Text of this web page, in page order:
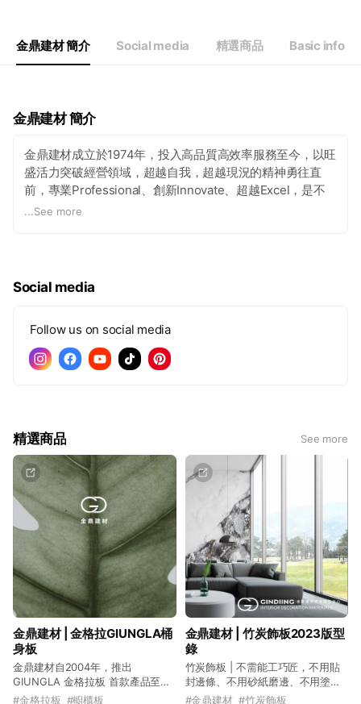
Sat 08:00 - 20:00
國定假日營業時間可能不同
金鼎建材 簡介 Social media 精選商品 Basic info
金鼎建材 簡介
金鼎建材成立於1974年，投入高品質高效率服務至今，以旺
盛活力突破經營領域，超越自我，超越現況的精神勇往直
前，專業Professional、創新Innovate、超越Excel，是不
變的經營理念。
...See more
Social media
Follow us on social media
精選商品 See more
金鼎建材 | 金格拉GIUNGLA桶
身板
金鼎建材自2004年，推出
GIUNGLA 金格拉板 首款產品至
今，滿足市場對桶身材料和浮雕表
#金格拉板 #櫥櫃板
金鼎建材 | 竹炭飾板2023版型
錄
竹炭飾板 | 不需能工巧匠，不用貼
封邊條、不用砂紙磨邊、不用塗角
線漆，只要背面洗溝直接折角一體
#金鼎建材 #竹炭飾板